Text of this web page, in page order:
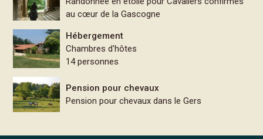
au cœur de la Gascogne
Hébergement
Chambres d'hôtes
14 personnes
Pension pour chevaux
Pension pour chevaux dans le Gers